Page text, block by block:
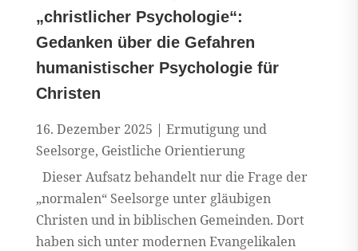
„christlicher Psychologie“:
Gedanken über die Gefahren
humanistischer Psychologie für
Christen
16. Dezember 2025 | Ermutigung und
Seelsorge, Geistliche Orientierung
Dieser Aufsatz behandelt nur die Frage der
„normalen“ Seelsorge unter gläubigen
Christen und in biblischen Gemeinden. Dort
haben sich unter modernen Evangelikalen